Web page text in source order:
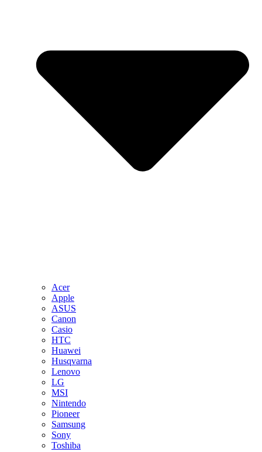
Acer
Apple
ASUS
Canon
Casio
HTC
Huawei
Husqvarna
Lenovo
LG
MSI
Nintendo
Pioneer
Samsung
Sony
Toshiba